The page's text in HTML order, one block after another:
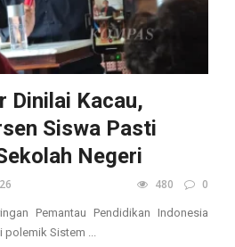
Dinilai Kacau,
Siswa Pasti
Negeri
480 0
Pemantau Pendidikan Indonesia
Sistem ...